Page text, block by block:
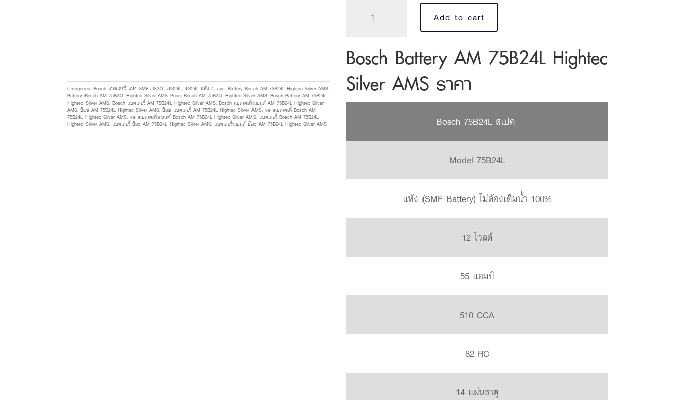
Categories:Bosch แบตเตอรี่ แห้ง SMF JIS24L,JIS24L,JIS24L แห้ง Tags:Battery Bosch AM 75B24L Hightec Silver AMS,
Battery Bosch AM 75B24L Hightec Silver AMS Price,Bosch AM 75B24L Hightec Silver AMS,Bosch Battery AM 75B24L
Hightec Silver AMS,Bosch แบตเตอรี่ AM 75B24L Hightec Silver AMS,Bosch แบตเตอรี่รถยนต์ AM 75B24L Hightec Silver
AMS,บ๊อช AM 75B24L Hightec Silver AMS,บ๊อช แบตเตอรี่ AM 75B24L Hightec Silver AMS,ราคาแบตเตอรี่ Bosch AM
75B24L Hightec Silver AMS,ราคาแบตเตอรี่รถยนต์ Bosch AM 75B24L Hightec Silver AMS, แบตเตอรี่ Bosch AM 75B24L
Hightec Silver AMS, แบตเตอรี่ บ๊อช AM 75B24L Hightec Silver AMS, แบตเตอรี่รถยนต์ บ๊อช AM 75B24L Hightec Silver AMS
Battery
75B24L
quantity
Add to cart
Bosch Battery AM 75B24L Hightec
Silver AMS ราคา
Bosch 75B24L สเปค
Model 75B24L
แห้ง (SMF Battery) ไม่ต้องเติมน้ำ 100%
12 โวลต์
55 แอมป์
510 CCA
82 RC
14 แผ่นธาตุ